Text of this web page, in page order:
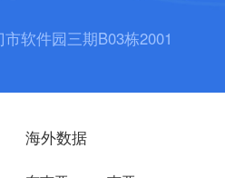
软件园三期B03栋2001
海外数据